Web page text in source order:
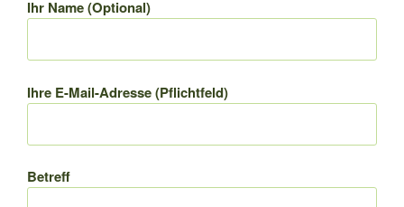
Ihr Name (Optional)
Ihre E-Mail-Adresse (Pflichtfeld)
Betreff